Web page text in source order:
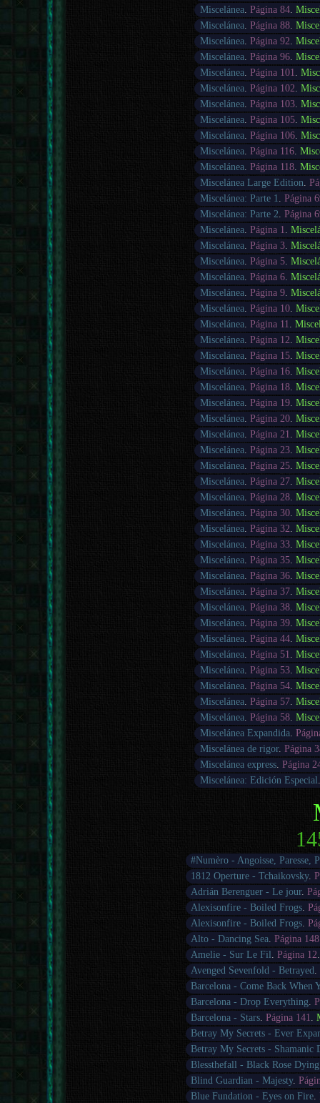
Miscelánea Página 84.
Miscelánea Página 88.
Miscelánea Página 92
Miscelánea Página 96.
Miscelánea Página 101
Miscelánea Página 102
Miscelánea Página 103.
Miscelánea Página 105.
Miscelánea Página 106.
Miscelánea Página 116.
Miscelánea Página 118.
Miscelánea Large Edition
Miscelánea: Parte 1
Página
Miscelánea: Parte 2 Página
Miscelánea Página 1
Miscelánea Página 3.
Miscelánea Página 5.
Miscelánea Página 6.
Miscelánea Página 9.
Miscelánea Página 10.
Miscelánea Página 11
Miscelánea Página 12
Miscelánea Página 15.
Miscelánea Página 16.
Miscelánea Página 18.
Miscelánea Página 19.
Miscelánea Página 20.
Miscelánea Página 21
Miscelánea Página 23.
Miscelánea Página 25.
Miscelánea Página 27.
Miscelánea Página 28.
Miscelánea Página 30.
Miscelánea Página 32
Miscelánea Página 33.
Miscelánea Página 35.
Miscelánea Página 36.
Miscelánea Página 37.
Miscelánea Página 38.
Miscelánea Página 39.
Miscelánea Página 44.
Miscelánea Página 51
Miscelánea Página 53.
Miscelánea Página 54.
Miscelánea Página 57.
Miscelánea Página 58.
Miscelánea Expandida
Miscelánea de rigor. Página
Miscelánea express. Página
Miscelánea: Edición Especial
#Numèro - Angoisse, Paresse,
1812 Operture - Tchaikovsky.
Adrián Berenguer - Le jour.
Alexisonfire - Boiled Frogs.
Alexisonfire - Boiled Frogs.
Alto - Dancing Sea.Página 148
Amelie - Sur Le Fil .Página 12
Avenged Sevenfold - Betrayed.
Barcelona - Come Back When
Barcelona - Drop Everything.
Barcelona - Stars.Página 141.
Betray My Secrets - Ever
Betray My Secrets - Shamanic
Blessthefall - Black Rose Dying
Blind Guardian - Majesty.
Blue Fundation - Eyes on Fire.